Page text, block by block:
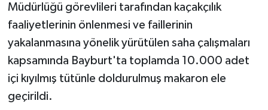
Müdürlüğü görevlileri tarafından kaçakçılık
faaliyetlerinin önlenmesi ve faillerinin
yakalanmasına yönelik yürütülen saha çalışmaları
kapsamında Bayburt'ta toplamda 10.000 adet
içi kıyılmış tütünle doldurulmuş makaron ele
geçirildi.